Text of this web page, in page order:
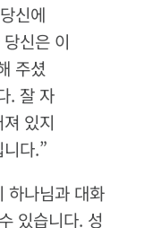
신에
신은 이
주셨
. 잘 자
있지
다.”
하나님과 대화
있습니다. 성